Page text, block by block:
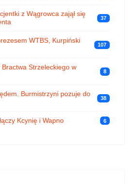
z Wągrowca zajął się
37
WTBS, Kurpiński
107
Strzeleckiego w
8
Burmistrzyni pozuje do
38
Kcynię i Wapno 6